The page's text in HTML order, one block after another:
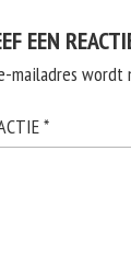
EEN
mailadres
*